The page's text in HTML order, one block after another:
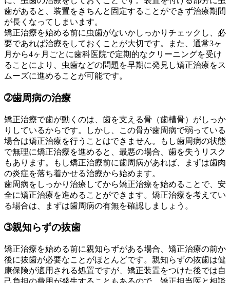
歯があると、装置をきちんと固定することができず治療期間
が長くなってしまいます。
矯正治療を始める前に虫歯がないかしっかりチェックし、必
要であれば治療をしておくことが大切です。また、通常3ヶ
月から4ヶ月ごとに歯科医院で定期的なクリーニングを受け
ることにより、虫歯などの問題を早期に発見し矯正治療をス
ムーズに進めることが可能です。
➁歯周病の治療
矯正治療で歯が動くのは、歯を支える骨（歯槽骨）がしっか
りしているからです。しかし、この骨が歯周病で弱っている
場合は矯正治療を行うことはできません。もし歯周病の状態
で無理に矯正治療を進めると、最悪の場合、歯を失うリスク
もあります。もし矯正治療前に歯周病があれば、まずは歯肉
の炎症を落ち着かせる治療から始めます。
歯周病をしっかり治療してから矯正治療を始めることで、安
全に矯正治療を進めることができます。矯正治療を考えてい
る場合は、まずは歯周病の有無を確認しましょう。
➂親知らずの抜歯
矯正治療を始める前に親知らずがある場合、矯正治療の前か
後に抜歯が必要なことがほとんどです。親知らずの抜歯は健
康保険が適用される処置ですが、矯正装置をつけた後では自
己負担の費用が発生することもあるので、矯正担当医と相談